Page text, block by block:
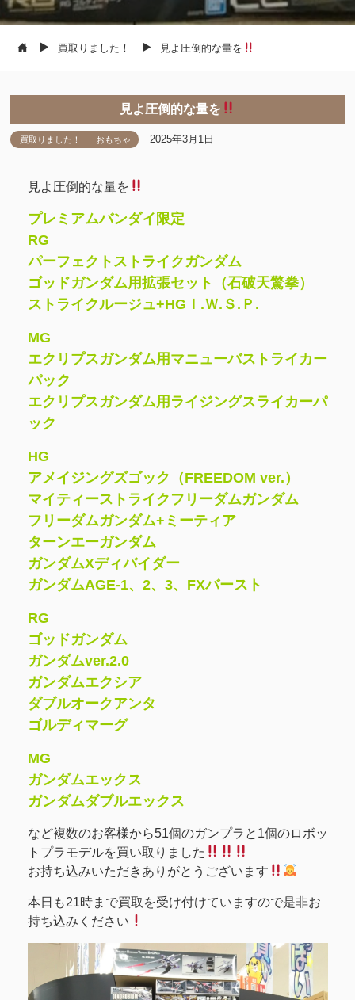
買取りました！ 見よ圧倒的な量を
見よ圧倒的な量を
買取りました！ おもちゃ 2025年3月1日
見よ圧倒的な量を
プレミアムバンダイ限定
RG
パーフェクトストライクガンダム
ゴッドガンダム用拡張セット（石破天驚拳）
ストライクルージュ+HGＩ.Ｗ.Ｓ.Ｐ.
MG
エクリプスガンダム用マニューバストライカー
パック
エクリプスガンダム用ライジングスライカーパ
ック
HG
アメイジングズゴック（FREEDOM ver.）
マイティーストライクフリーダムガンダム
フリーダムガンダム+ミーティア
ターンエーガンダム
ガンダムXディバイダー
ガンダムAGE-1、2、3、FXバースト
RG
ゴッドガンダム
ガンダムver.2.0
ガンダムエクシア
ダブルオークアンタ
ゴルディマーグ
MG
ガンダムエックス
ガンダムダブルエックス
など複数のお客様から51個のガンプラと1個のロボッ
トプラモデルを買い取りました
お持ち込みいただきありがとうございます
本日も21時まで買取を受け付けていますので是非お
持ち込みください